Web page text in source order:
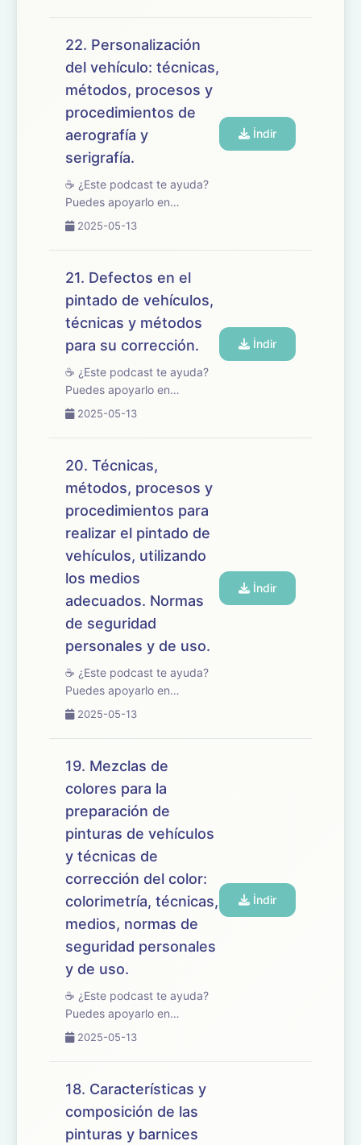
repasamos el tema 23 del
temario de oposiciones de
dedicado a la valoración ...
22. Personalización
del vehículo: técnicas,
métodos, procesos y
procedimientos de
aerografía y
serigrafía.
☕ ¿Este podcast te ayuda?
Puedes apoyarlo en
buymeacoffee.com/oposicionesfp
abordamos el tema 22 del
temario de oposiciones de
centrado en la personaliz...
2025-05-13
İndir
21. Defectos en el
pintado de vehículos,
técnicas y métodos
para su corrección.
☕ ¿Este podcast te ayuda?
Puedes apoyarlo en
buymeacoffee.com/oposicionesfp
revisamos el tema 21 del
temario de oposiciones de
Mantenimiento de Vehículos,
centrado en los defectos ...
2025-05-13
İndir
20. Técnicas,
métodos, procesos y
procedimientos para
realizar el pintado de
vehículos, utilizando
los medios
adecuados. Normas
de seguridad
personales y de uso.
☕ ¿Este podcast te ayuda?
Puedes apoyarlo en
buymeacoffee.com/oposicionesfp
repasamos el tema 20 del
temario de oposiciones de
centrado en las técnicas,...
2025-05-13
İndir
19. Mezclas de
colores para la
preparación de
pinturas de vehículos
y técnicas de
corrección del color:
colorimetría, técnicas,
medios, normas de
seguridad personales
y de uso.
☕ ¿Este podcast te ayuda?
Puedes apoyarlo en
buymeacoffee.com/oposicionesfp
desarrollamos el tema 19 del
temario de oposiciones de
Mantenimiento de Vehículos,
centrado en las mezcl...
2025-05-13
İndir
18. Características y
composición de las
pinturas y barnices